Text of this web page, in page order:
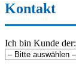
Kontakt
Ich bin Kunde der: